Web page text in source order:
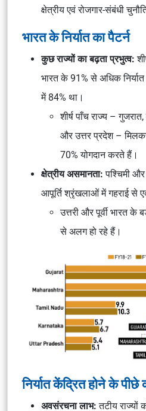
क्षेत्रीय एवं रोजगार-संबंधी
भारत के निर्यात का पैटर्न
कुछ राज्यों का बढ़ता प्रभुत्व:
भारत के 91% से अधिक
में 84% था।
शीर्ष पाँच राज्य –
और उत्तर प्रदेश – मिलकर
70% योगदान करते हैं।
क्षेत्रीय असमानता: पश्चिमी और
आपूर्ति श्रृंखलाओं में गहराई से
उत्तरी और पूर्वी भारत के
से अलग हो रहे हैं।
निर्यात केंद्रित होने के पीछे
अवसंरचना लाभ: तटीय राज्यों